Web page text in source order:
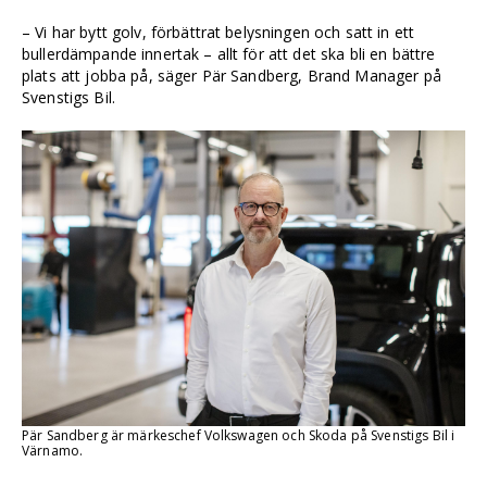
– Vi har bytt golv, förbättrat belysningen och satt in ett
bullerdämpande innertak – allt för att det ska bli en bättre
plats att jobba på, säger Pär Sandberg, Brand Manager på
Svenstigs Bil.
Pär Sandberg är märkeschef Volkswagen och Skoda på Svenstigs Bil i
Värnamo.